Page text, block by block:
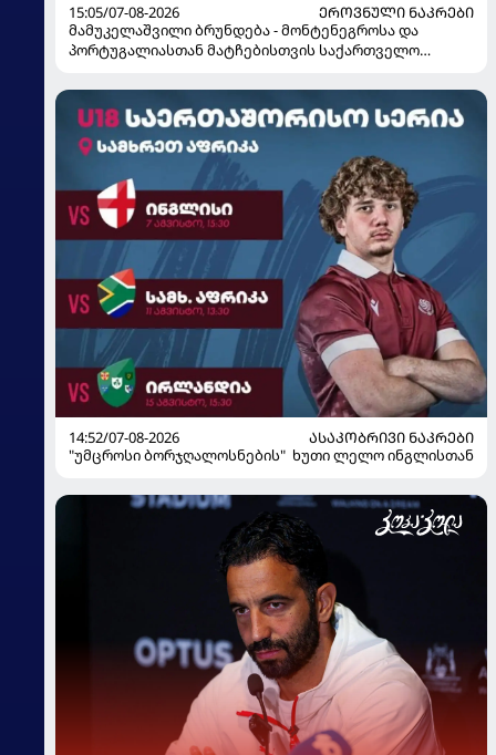
15:05/07-08-2026
ᲔᲠᲝᲕᲜᲣᲚᲘ ᲜᲐᲙᲠᲔᲑᲘ
მამუკელაშვილი ბრუნდება - მონტენეგროსა და
პორტუგალიასთან მატჩებისთვის საქართველო
14:52/07-08-2026
ᲐᲡᲐᲙᲝᲑᲠᲘᲕᲘ ᲜᲐᲙᲠᲔᲑᲘ
"უმცროსი ბორჯღალოსნების" ხუთი ლელო ინგლისთან